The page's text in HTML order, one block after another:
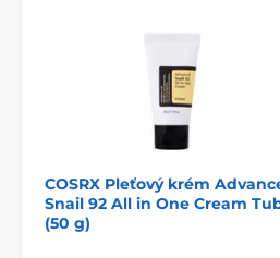
COSRX Pleťový krém
Snail 92 All in One Cream
(50 g)